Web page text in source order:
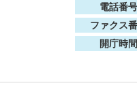
電話番号
ファクス
開庁時間